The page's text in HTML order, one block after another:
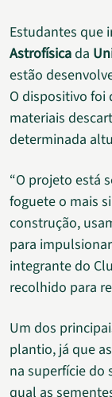
Estudantes que
Astrofísicada
estão
O dispositivo foi
materiais
determinada
“O projeto está
foguete o mais
construção,
para
integrante do
recolhido para
Um dos
plantio, já que
na superfície do
qual as